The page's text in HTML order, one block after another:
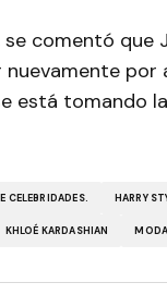
comentó que
por
está tomando
CELEBRIDADES. HARRY
KHLOÉ KARDASHIAN MODA